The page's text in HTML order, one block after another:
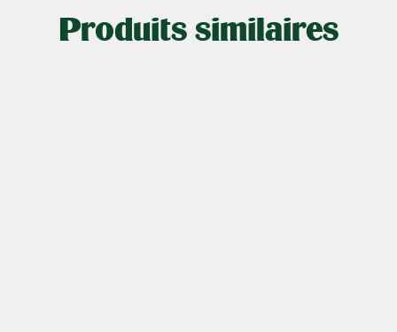
Produits similaires